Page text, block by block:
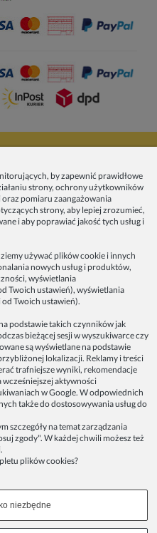
Nowak-Staszak
4, 30-650 Kraków
motyw.pl
przelewem:
3202 7758 0405
zamówień:
Motyw
(za szlabanem, wejście z tyłu
Kraków
- SPOKO-MOTYW.PL
by zapewnić prawidłowe
strony, ochrony użytkowników
pomiaru zaangażowania
strony, aby lepiej zrozumieć,
i aby poprawiać jakość tych usług i
używać plików cookie i innych
nowych usług i produktów,
wyświetlania
Twoich ustawień), wyświetlania
Twoich ustawień).
podstawie takich czynników jak
bieżącej sesji w wyszukiwarce czy
są wyświetlane na podstawie
lokalizacji. Reklamy i treści
trafniejsze wyniki, rekomendacje
aktywności
w Google. W odpowiednich
także do dostosowywania usług do
szczegóły na temat zarządzania
zgody". W każdej chwili możesz też
.
plików cookies?
niezbędne